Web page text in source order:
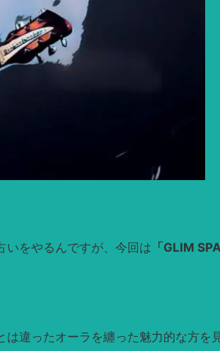
いをやるんですが、今回は 「GLIM
違ったオーラを纏った魅力的な方を